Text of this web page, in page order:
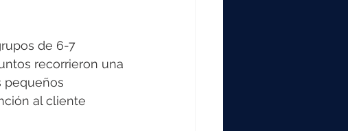
de 6-7
recorrieron una
pequeños
al cliente